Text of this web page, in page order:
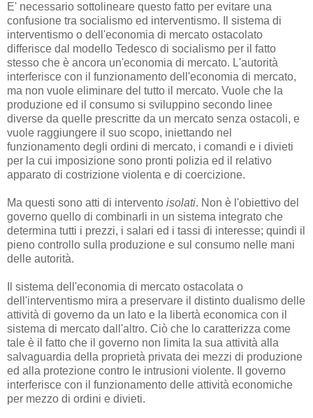
E' necessario sottolineare questo fatto per evitare una
confusione tra socialismo ed interventismo. Il sistema di
interventismo o dell'economia di mercato ostacolato
differisce dal modello Tedesco di socialismo per il fatto
stesso che è ancora un'economia di mercato. L'autorità
interferisce con il funzionamento dell'economia di mercato,
ma non vuole eliminare del tutto il mercato. Vuole che la
produzione ed il consumo si sviluppino secondo linee
diverse da quelle prescritte da un mercato senza ostacoli, e
vuole raggiungere il suo scopo, iniettando nel
funzionamento degli ordini di mercato, i comandi e i divieti
per la cui imposizione sono pronti polizia ed il relativo
apparato di costrizione violenta e di coercizione.
Ma questi sono atti di intervento isolati. Non è l'obiettivo del
governo quello di combinarli in un sistema integrato che
determina tutti i prezzi, i salari ed i tassi di interesse; quindi il
pieno controllo sulla produzione e sul consumo nelle mani
delle autorità.
Il sistema dell'economia di mercato ostacolata o
dell'interventismo mira a preservare il distinto dualismo delle
attività di governo da un lato e la libertà economica con il
sistema di mercato dall'altro. Ciò che lo caratterizza come
tale è il fatto che il governo non limita la sua attività alla
salvaguardia della proprietà privata dei mezzi di produzione
ed alla protezione contro le intrusioni violente. Il governo
interferisce con il funzionamento delle attività economiche
per mezzo di ordini e divieti.